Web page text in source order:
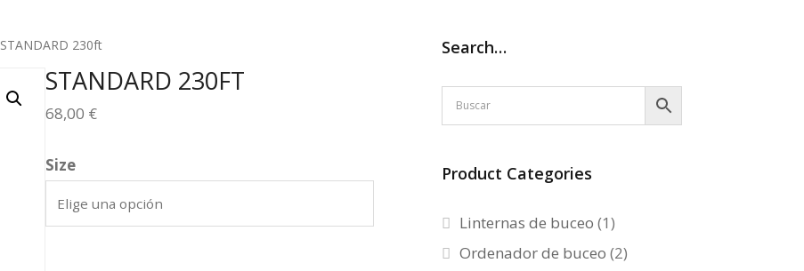
STANDARD 230ft
STANDARD 230FT
68,00 €
Size
Search…
Product Categories
Linternas de buceo (1)
Ordenador de buceo (2)